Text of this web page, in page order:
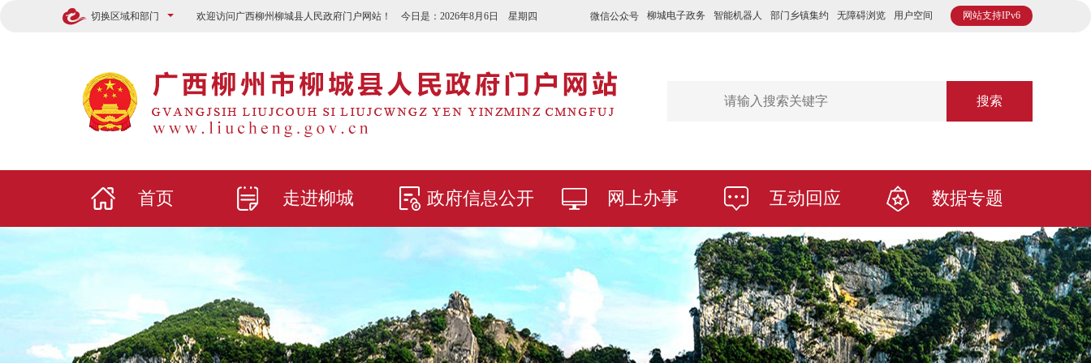
切换区域和部门 网站支持IPv6
微信公众号 柳城电子政务 智能机器人 部门乡镇集约 无障碍浏览 用户空间
欢迎访问广西柳州柳城县人民政府门户网站！ 今日是： 2026年8月6日 星期四
搜索
首页 走进柳城 政府信息公开 网上办事 互动回应 数据专题